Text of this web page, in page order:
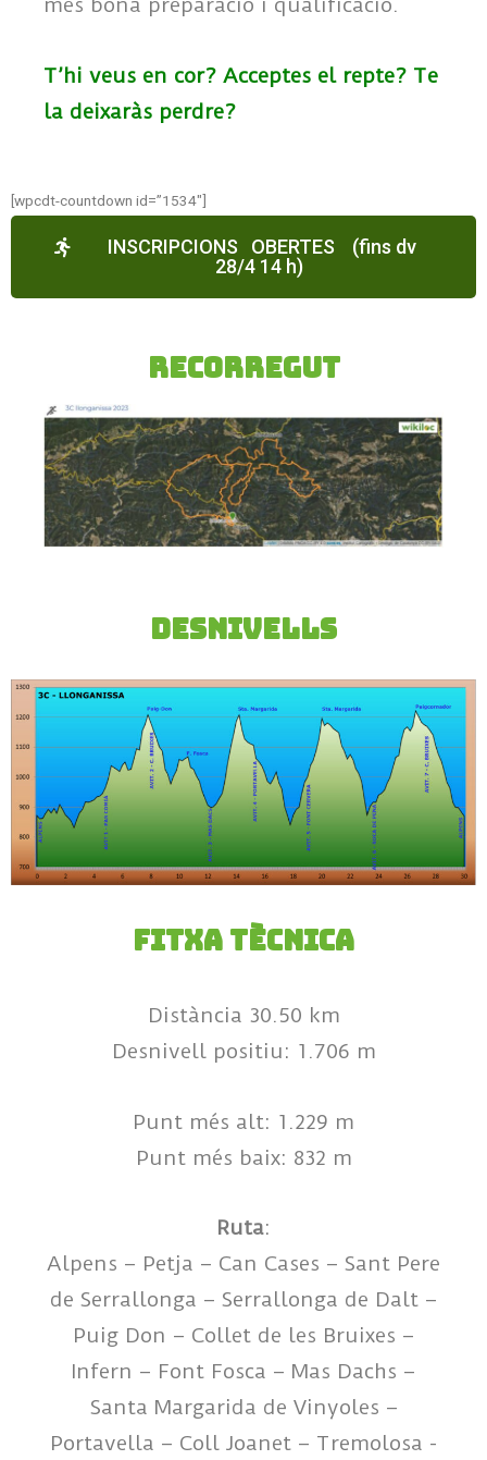
T’hi veus en cor? Acceptes el repte? Te
la deixaràs perdre?
[wpcdt-countdown id=”1534″]
INSCRIPCIONS OBERTES (fins dv
28/4 14 h)
recorregut
DESNIVELLS
Fitxa Tècnica
Distància 30.50 km
Desnivell positiu: 1.706 m
Punt més alt: 1.229 m
Punt més baix: 832 m
Ruta:
Alpens – Petja – Can Cases – Sant Pere
de Serrallonga – Serrallonga de Dalt –
Puig Don – Collet de les Bruixes –
Infern – Font Fosca – Mas Dachs –
Santa Margarida de Vinyoles –
Portavella – Coll Joanet – Tremolosa -